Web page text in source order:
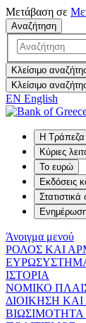
Μετάβαση σε
Αναζήτηση
Κλείσιμο
Κλείσιμο
EN English
Η Τράπεζα
Κύριες
Το ευρώ
Εκδόσεις
Στατιστικά
Άνοιγμα μενού
ΡΟΛΟΣ ΚΑΙ
ΙΣΤΟΡΙΑ
ΝΟΜΙΚΟ
ΔΙΟΙΚΗΣΗ